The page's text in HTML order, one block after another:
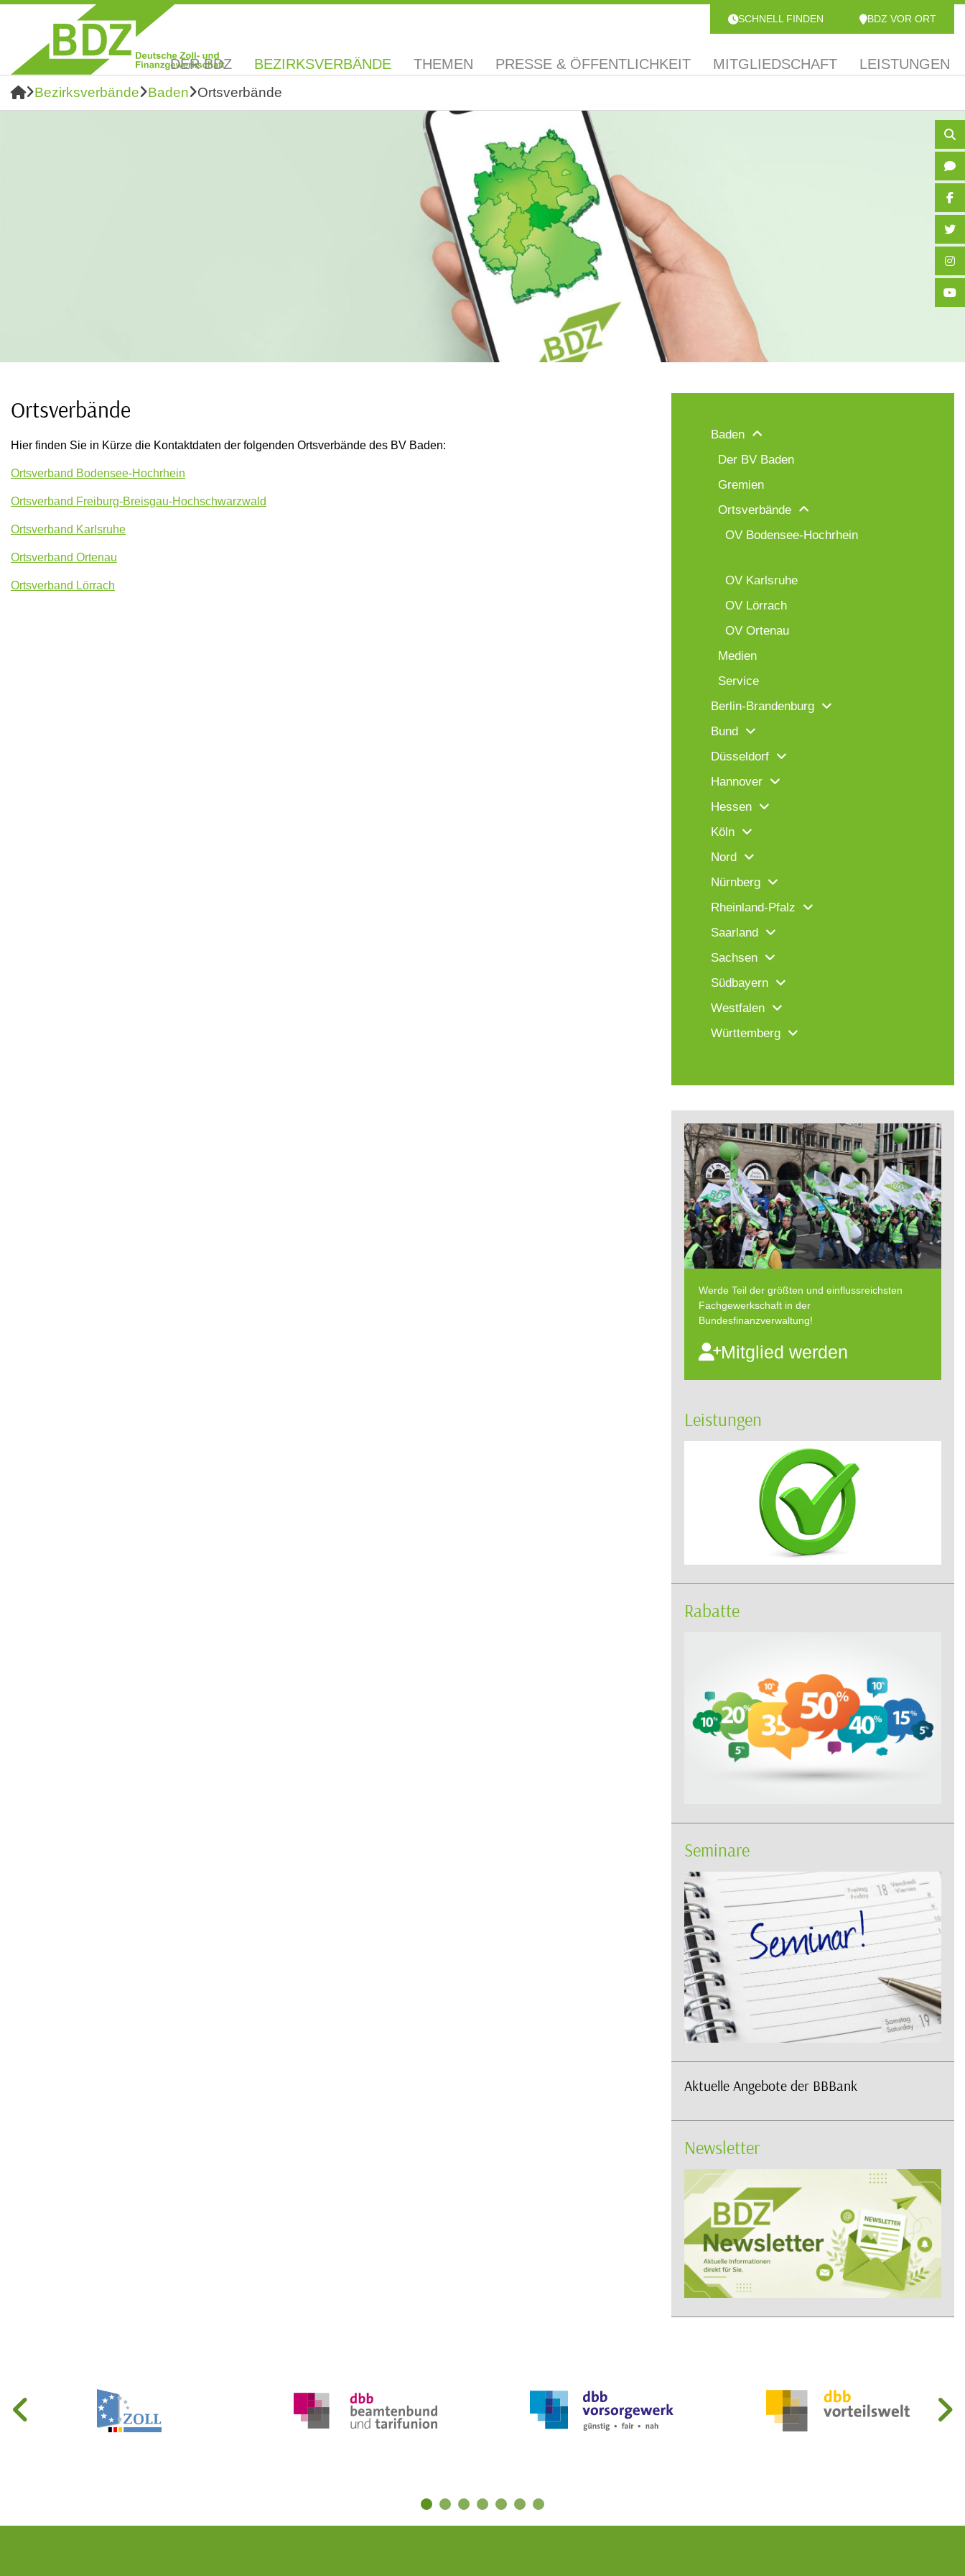
SCHNELL FINDEN BDZ VOR ORT
DER BDZ BEZIRKSVERBÄNDE THEMEN PRESSE & ÖFFENTLICHKEIT MITGLIEDSCHAFT LEISTUNGEN
Bezirksverbände Baden Ortsverbände
Ortsverbände
Hier finden Sie in Kürze die Kontaktdaten der folgenden Ortsverbände des BV Baden:
Ortsverband Bodensee-Hochrhein
Ortsverband Freiburg-Breisgau-Hochschwarzwald
Ortsverband Karlsruhe
Ortsverband Ortenau
Ortsverband Lörrach
Baden
Der BV Baden
Gremien
Ortsverbände
OV Bodensee-Hochrhein
OV Karlsruhe
OV Lörrach
OV Ortenau
Medien
Service
Berlin-Brandenburg
Bund
Düsseldorf
Hannover
Hessen
Köln
Nord
Nürnberg
Rheinland-Pfalz
Saarland
Sachsen
Südbayern
Westfalen
Württemberg
Werde Teil der größten und einflussreichsten
Fachgewerkschaft in der
Bundesfinanzverwaltung!
Mitglied werden
Leistungen
Rabatte
Seminare
Aktuelle Angebote der BBBank
Newsletter